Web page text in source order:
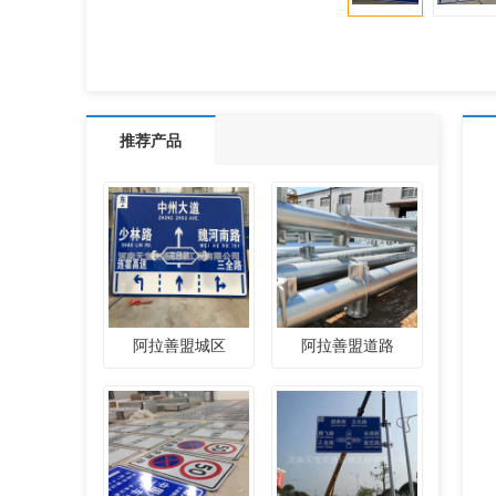
推荐产品
阿拉善盟城区 阿拉善盟道路